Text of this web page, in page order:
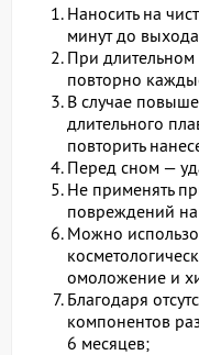
Наносить на
минут до
При
повторно
В случае
длительного
повторить
Перед сном —
Не применять
повреждений
Можно
омоложение и
Благодаря
компонентов
6 месяцев;